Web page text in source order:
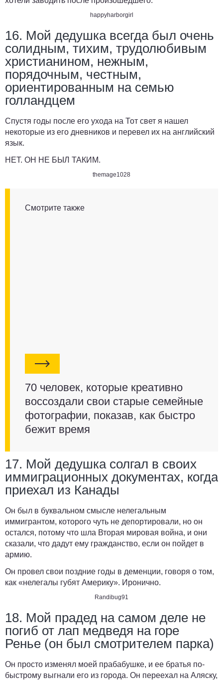
happyharborgirl
16. Мой дедушка всегда был очень
солидным, тихим, трудолюбивым
христианином, нежным,
порядочным, честным,
ориентированным на семью
голландцем
Спустя годы после его ухода на Тот свет я нашел
некоторые из его дневников и перевел их на английский
язык.
НЕТ. ОН НЕ БЫЛ ТАКИМ.
themage1028
Смотрите также
70 человек, которые креативно
воссоздали свои старые семейные
фотографии, показав, как быстро
бежит время
17. Мой дедушка солгал в своих
иммиграционных документах, когда
приехал из Канады
Он был в буквальном смысле нелегальным
иммигрантом, которого чуть не депортировали, но он
остался, потому что шла Вторая мировая война, и они
сказали, что дадут ему гражданство, если он пойдет в
армию.
Он провел свои поздние годы в деменции, говоря о том,
как «нелегалы ​​губят Америку». Иронично.
Randibug91
18. Мой прадед на самом деле не
погиб от лап медведя на горе
Ренье (он был смотрителем парка)
Он просто изменял моей прабабушке, и ее братья по-
быстрому выгнали его из города. Он переехал на Аляску,